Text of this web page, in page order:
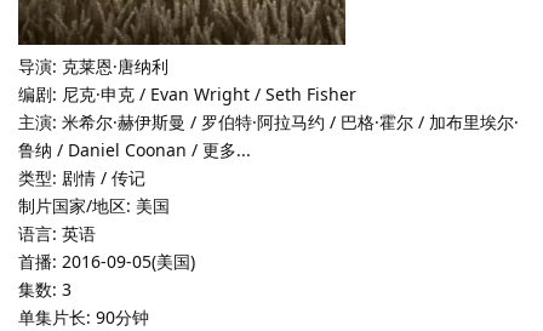
导演: 克莱恩·唐纳利
编剧: 尼克·申克 / Evan Wright / Seth Fisher
主演: 米希尔·赫伊斯曼 / 罗伯特·阿拉马约 / 巴格·霍尔 / 加布里埃尔·
鲁纳 / Daniel Coonan / 更多...
类型: 剧情 / 传记
制片国家/地区: 美国
语言: 英语
首播: 2016-09-05(美国)
集数: 3
单集片长: 90分钟